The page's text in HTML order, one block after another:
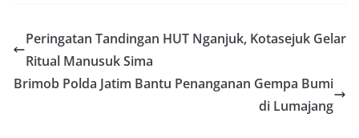
Peringatan Tandingan HUT Nganjuk, Kotasejuk Gelar
Ritual Manusuk Sima
Brimob Polda Jatim Bantu Penanganan Gempa Bumi
di Lumajang